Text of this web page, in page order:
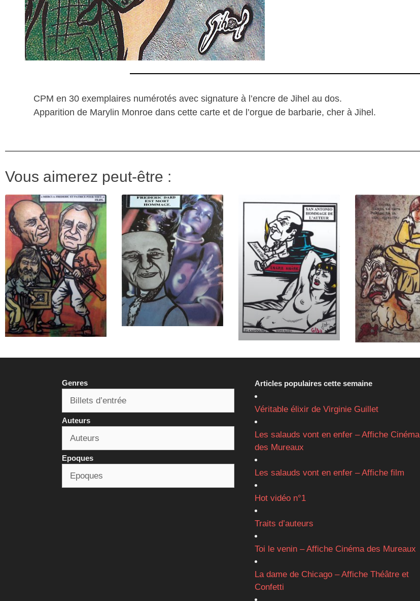
CPM en 30 exemplaires numérotés avec signature à l’encre de Jihel au dos.
Apparition de Marylin Monroe dans cette carte et de l’orgue de barbarie, cher à Jihel.
Vous aimerez peut-être :
Genres
Auteurs
Epoques
Articles populaires cette semaine
Véritable élixir de Virginie Guillet
Les salauds vont en enfer – Affiche Cinéma
des Mureaux
Les salauds vont en enfer – Affiche film
Hot vidéo n°1
Traits d’auteurs
Toi le venin – Affiche Cinéma des Mureaux
La dame de Chicago – Affiche Théâtre et
Confetti